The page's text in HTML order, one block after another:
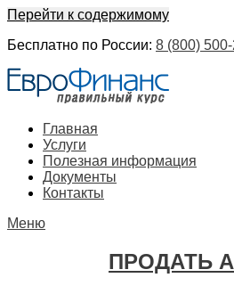
Перейти к содержимому
Бесплатно по России: 8 (800)
БыстроГлавная
Услуги
Полезная информация
Документы
Контакты
Меню
ПРОДАТЬ